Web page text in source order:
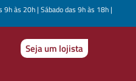
9h às 20h | Sábado das 9h às 18h |
Seja um lojista